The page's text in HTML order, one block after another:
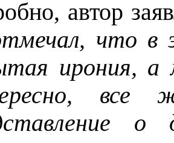
автор
что в
ирония,
все
о